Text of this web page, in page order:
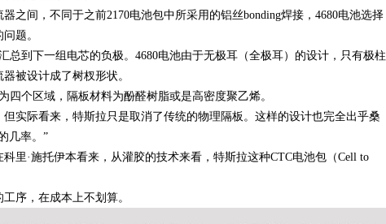
之间，不同于之前2170电池包中所采用的铝丝bonding焊接，4680电池选择
题。
到下一组电芯的负极。4680电池由于无极耳（全极耳）的设计，只有极柱
被设计成了树杈形状。
四个区域，隔板材料为酚醛树脂或是高密度聚乙烯。
实际看来，特斯拉只是取消了传统的物理隔板。这样的设计也完全出乎桑
几率。”
里·施托伊本看来，从灌胶的技术来看，特斯拉这种CTC电池包（Cell to
序，在成本上不划算。